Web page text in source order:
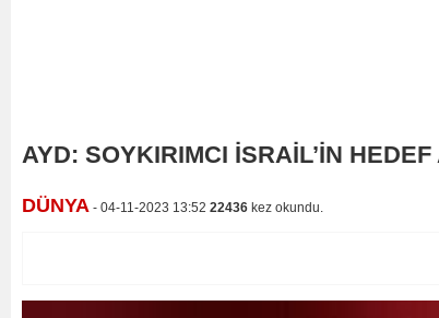
AYD: SOYKIRIMCI İSRAİL’İN
DÜNYA - 04-11-2023 13:52 22436 kez okundu.